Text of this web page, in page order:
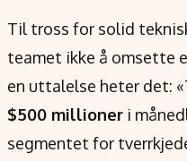
Til tross for solid
teamet ikke å omsette
en uttalelse heter det:
$500 millioner i
segmentet for